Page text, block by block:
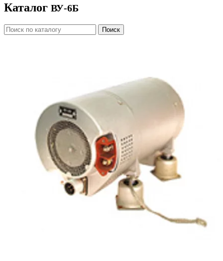
Каталог ВУ-6Б